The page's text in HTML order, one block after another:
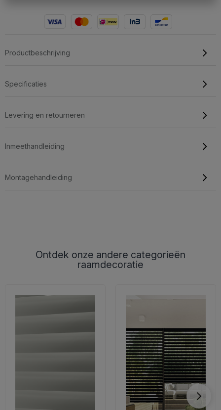
Productbeschrijving
Specificaties
Levering en retourneren
Inmeethandleiding
Montagehandleiding
Ontdek onze andere categorieën
raamdecoratie